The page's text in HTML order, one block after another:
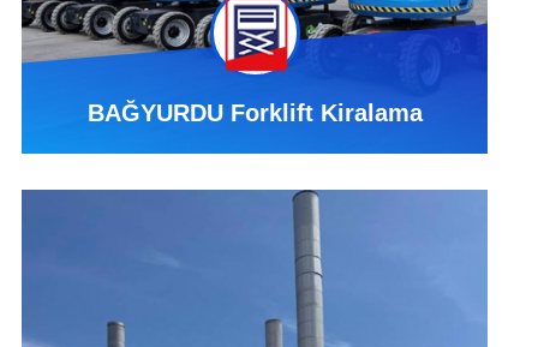
BAĞYURDU Forklift Kiralama